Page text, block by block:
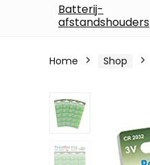
Batterij-
afstandshouders
Home Shop